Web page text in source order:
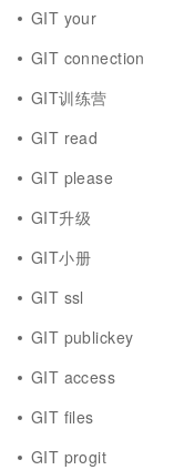
GIT your
GIT connection
GIT训练营
GIT read
GIT please
GIT升级
GIT小册
GIT ssl
GIT publickey
GIT access
GIT files
GIT progit